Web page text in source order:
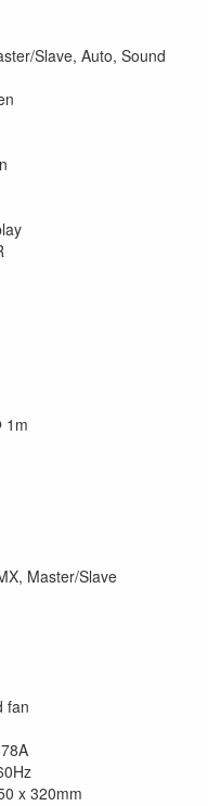
Slave, Auto, Sound
1m
Master/Slave
fan
x 320mm